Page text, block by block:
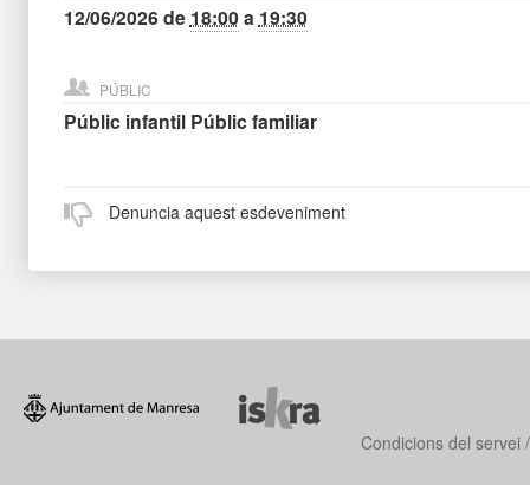
12/06/2026de 18:00a 19:30
PÚBLIC
Públic infantil Públic familiar
Denuncia aquest esdeveniment
Condicions del servei